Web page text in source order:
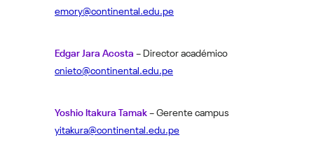
emory@continental.edu.pe
Edgar Jara Acosta – Director académico
cnieto@continental.edu.pe
Yoshio Itakura Tamak– Gerente campus
yitakura@continental.edu.pe